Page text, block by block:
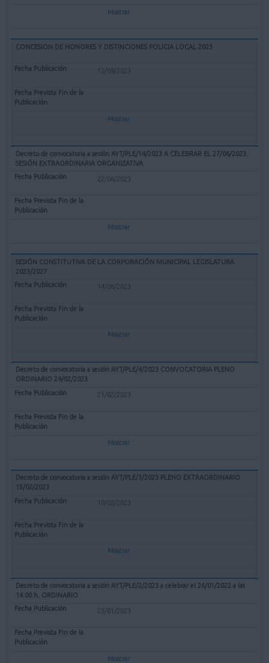
Mostrar
CONCESION DE HONORES Y DISTINCIONES POLICIA LOCAL 2023
12/09/2023
Mostrar
Decreto de convocatoria a sesión AYT/PLE/14/2023 A CELEBRAR EL 27/06/2023.
SESIÓN EXTRAORDINARIA ORGANIZATIVA
22/06/2023
Mostrar
SESIÓN CONSTITUTIVA DE LA CORPORACIÓN MUNICIPAL LEGISLATURA
2023/2027
14/06/2023
Mostrar
Decreto de convocatoria a sesión AYT/PLE/4/2023 CONVOCATORIA PLENO
ORDINARIO 24/02/2023
21/02/2023
Mostrar
Decreto de convocatoria a sesión AYT/PLE/3/2023 PLENO EXTRAORDINARIO
15/02/2023
10/02/2023
Mostrar
Decreto de convocatoria a sesión AYT/PLE/2/2023 a celebrar el 26/01/2022 a las
14:00 h. ORDINARIO
23/01/2023
Mostrar